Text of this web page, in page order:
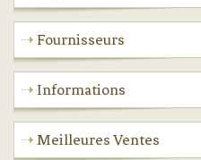
Fournisseurs
Informations
Meilleures Ventes